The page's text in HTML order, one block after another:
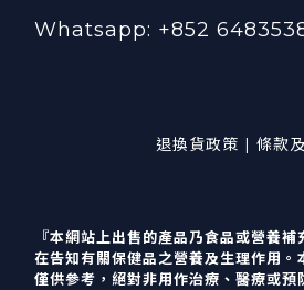
Whatsapp: +852
退換貨政策 | 條款
『本網站上出售的產品乃食品或營養
在告知有關保健品之營養及生理作用。
僅供參考，絕對非用作治療、醫療或預